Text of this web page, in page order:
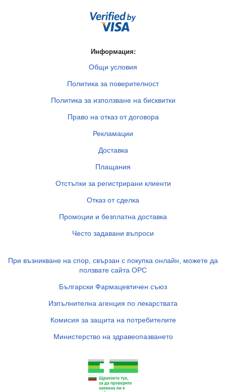
Информация:
Общи условия
Политика за поверителност
Политика за използване на бисквитки
Право на отказ от договора
Рекламации
Доставка
Плащания
Отстъпки за регистрирани клиенти
Отказ от сделка
Промоции и безплатна доставка
Често задавани въпроси
При възникване на спор, свързан с покупка онлайн, можете да
ползвате сайта ОРС
Български Фармацевтичен съюз
Изпълнителна агенция по лекарствата
Комисия за защита на потребителите
Министерство на здравеопазването